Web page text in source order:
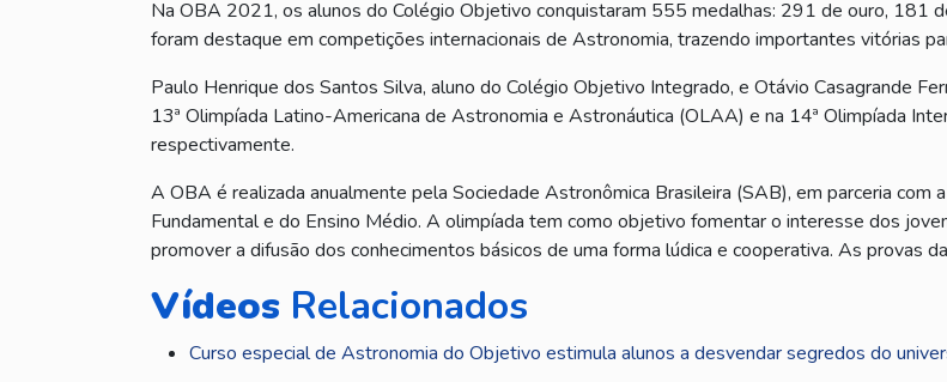
Na OBA 2021, os alunos do Colégio Objetivo conquistaram 555 medalhas: 291 de ouro, 181
foram destaque em competições internacionais de Astronomia, trazendo importantes vitórias
Paulo Henrique dos Santos Silva, aluno do Colégio Objetivo Integrado, e Otávio Casagrande
13ª Olimpíada Latino-Americana de Astronomia e Astronáutica (OLAA) e na 14ª Olimpíada
respectivamente.
A OBA é realizada anualmente pela Sociedade Astronômica Brasileira (SAB), em parceria com
Fundamental e do Ensino Médio. A olimpíada tem como objetivo fomentar o interesse dos
promover a difusão dos conhecimentos básicos de uma forma lúdica e cooperativa. As provas
Vídeos Relacionados
Curso especial de Astronomia do Objetivo estimula alunos a desvendar segredos do